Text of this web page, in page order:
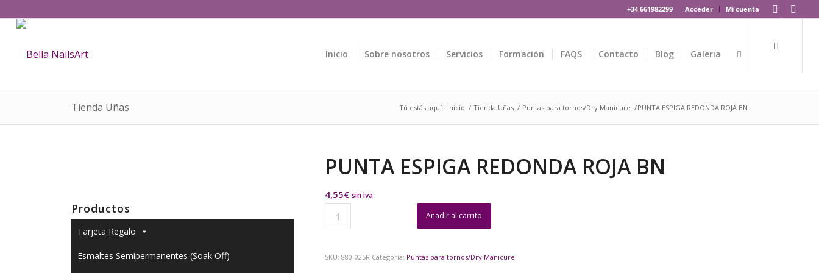
Acceder Mi cuenta
+34 661982299
Inicio Sobre nosotros Servicios Formación FAQS Contacto Blog Galeria
Tienda Uñas Tú estás aquí: Inicio / Tienda Uñas / Puntas para tornos/Dry Manicure /PUNTA ESPIGA REDONDA ROJA BN
Productos
Tarjeta Regalo
Esmaltes Semipermanentes (Soak Off)
PUNTA ESPIGA REDONDA ROJA BN
4,55€ sin iva
Añadir al carrito
SKU:880-025R Categoría: Puntas para tornos/Dry Manicure